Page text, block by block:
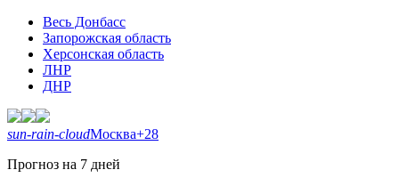
Весь Донбасс
Запорожская область
Херсонская область
ЛНР
ДНР
sun-rain-cloudМосква+28
Прогноз на 7 дней